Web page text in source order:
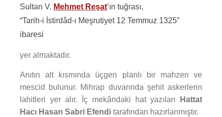
Sultan V. Mehmet Reşat’ın tuğrası,
“Tarih-i İstirdâd-ı Meşrutiyet 12 Temmuz 1325”
ibaresi
yer almaktadır.
Anıtın alt kısmında üçgen planlı bir mahzen ve
mescid bulunur. Mihrap duvarında şehit askerlerin
lahitleri yer alır. İç mekândaki hat yazıları
Hattat
Hacı Hasan Sabri Efendi tarafından hazırlanmıştır.